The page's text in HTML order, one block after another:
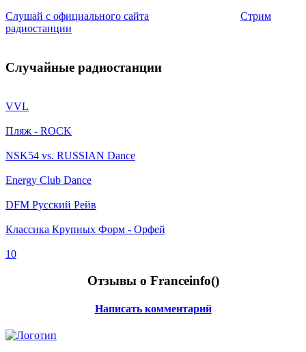
Слушай с официального сайта
Стрим
радиостанции
Случайные радиостанции
VVL
Пляж - ROCK
NSK54 vs. RUSSIAN Dance
Energy Club Dance
DFM Русский Рейв
Классика Крупных Форм - Орфей
10
Отзывы о Franceinfo()
Написать комментарий